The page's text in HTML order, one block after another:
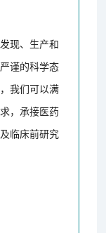
现、生产和
谨的科学态
我们可以满
，承接医药
临床前研究